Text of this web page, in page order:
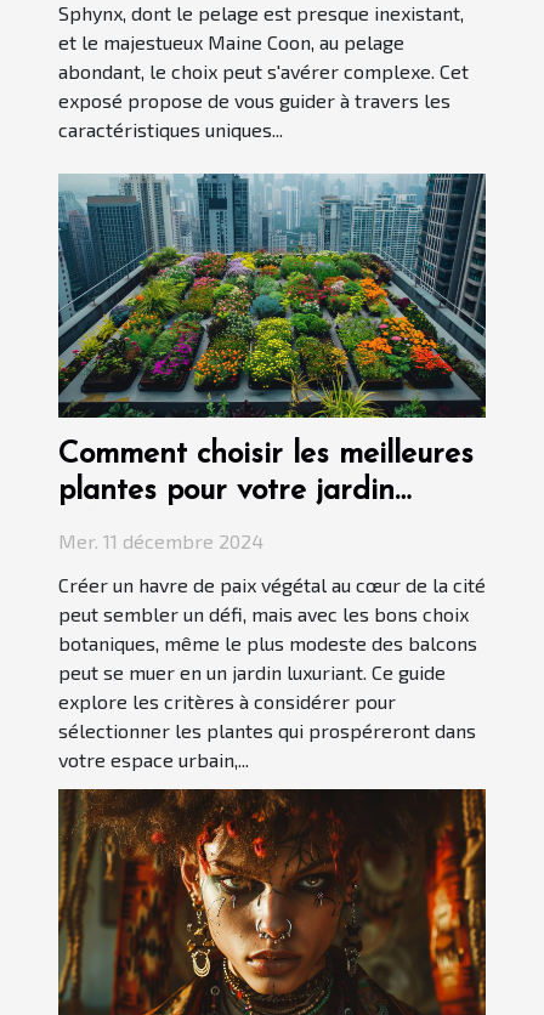
Sphynx, dont le pelage est presque inexistant,
et le majestueux Maine Coon, au pelage
abondant, le choix peut s'avérer complexe. Cet
exposé propose de vous guider à travers les
caractéristiques uniques...
Comment choisir les meilleures
plantes pour votre jardin
urbain
Mer. 11 décembre 2024
Créer un havre de paix végétal au cœur de la cité
peut sembler un défi, mais avec les bons choix
botaniques, même le plus modeste des balcons
peut se muer en un jardin luxuriant. Ce guide
explore les critères à considérer pour
sélectionner les plantes qui prospéreront dans
votre espace urbain,...